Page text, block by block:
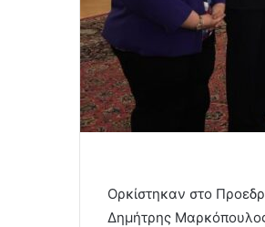
Ορκίστηκαν στο
Δημήτρης